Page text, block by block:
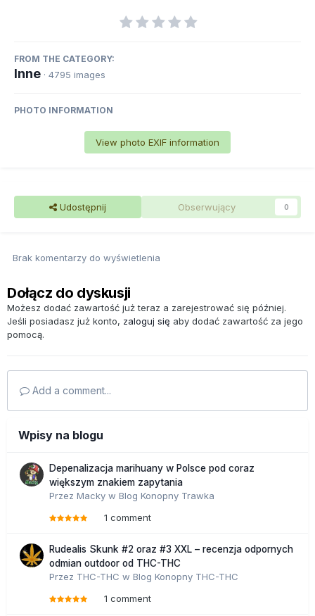
FROM THE CATEGORY:
Inne · 4795 images
PHOTO INFORMATION
View photo EXIF information
Udostępnij Obserwujący 0
Brak komentarzy do wyświetlenia
Dołącz do dyskusji
Możesz dodać zawartość już teraz a zarejestrować się później.
Jeśli posiadasz już konto, zaloguj się aby dodać zawartość za jego
pomocą.
Add a comment...
Wpisy na blogu
Depenalizacja marihuany w Polsce pod coraz
większym znakiem zapytania
Przez Macky w Blog Konopny Trawka
1 comment
Rudealis Skunk #2 oraz #3 XXL – recenzja odpornych
odmian outdoor od THC-THC
Przez THC-THC w Blog Konopny THC-THC
1 comment